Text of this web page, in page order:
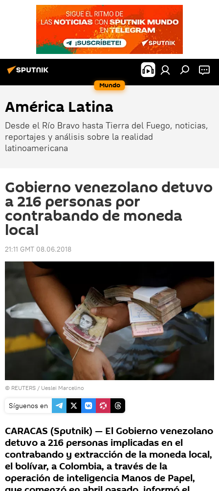
Mundo
América Latina
Desde el Río Bravo hasta Tierra del Fuego, noticias,
reportajes y análisis sobre la realidad
latinoamericana
Gobierno venezolano detuvo
a 216 personas por
contrabando de moneda
local
21:11 GMT 08.06.2018
© REUTERS / Ueslei Marcelino
Síguenos en
CARACAS (Sputnik) — El Gobierno venezolano
detuvo a 216 personas implicadas en el
contrabando y extracción de la moneda local,
el bolívar, a Colombia, a través de la
operación de inteligencia Manos de Papel,